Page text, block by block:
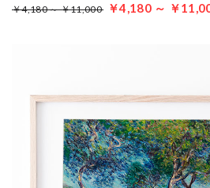
￥4,180 ～ ￥11,000 ￥4,180 ～ ￥